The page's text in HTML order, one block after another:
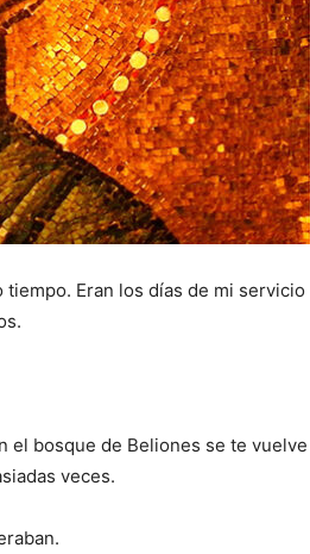
Eran los días de mi servicio
el bosque de Beliones se te vuelve
veces.